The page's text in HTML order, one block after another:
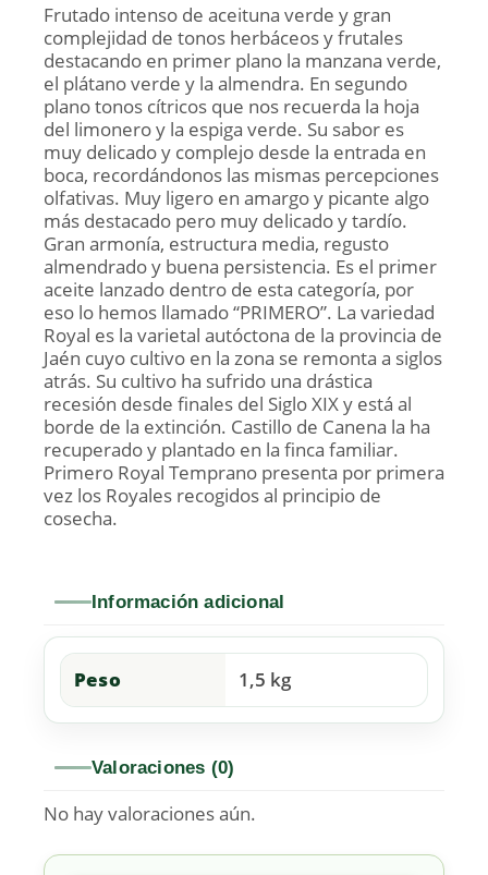
Frutado intenso de aceituna verde y gran
complejidad de tonos herbáceos y frutales
destacando en primer plano la manzana verde,
el plátano verde y la almendra. En segundo
plano tonos cítricos que nos recuerda la hoja
del limonero y la espiga verde. Su sabor es
muy delicado y complejo desde la entrada en
boca, recordándonos las mismas percepciones
olfativas. Muy ligero en amargo y picante algo
más destacado pero muy delicado y tardío.
Gran armonía, estructura media, regusto
almendrado y buena persistencia. Es el primer
aceite lanzado dentro de esta categoría, por
eso lo hemos llamado “PRIMERO”. La variedad
Royal es la varietal autóctona de la provincia de
Jaén cuyo cultivo en la zona se remonta a siglos
atrás. Su cultivo ha sufrido una drástica
recesión desde finales del Siglo XIX y está al
borde de la extinción. Castillo de Canena la ha
recuperado y plantado en la finca familiar.
Primero Royal Temprano presenta por primera
vez los Royales recogidos al principio de
cosecha.
Información adicional
Peso 1,5 kg
Valoraciones (0)
No hay valoraciones aún.